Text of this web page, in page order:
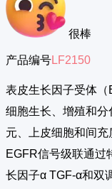
很棒
产品编号LF2150
表皮生长因子受体
细胞生长、增殖和
元、上皮细胞和间充
EGFR信号级联通过
长因子α TGF-α和双